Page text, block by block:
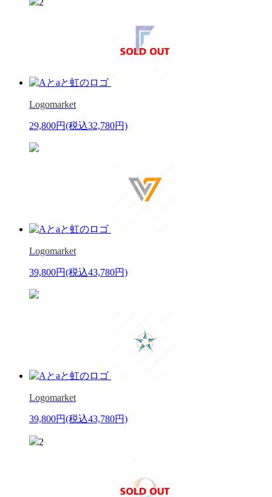
Logomarket
29,800円(税込32,780円)
Logomarket
39,800円(税込43,780円)
Logomarket
39,800円(税込43,780円)
2